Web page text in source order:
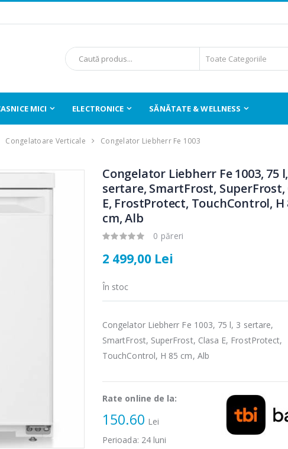
MICI ELECTRONICE SĂNĂTATE & WELLNESS
Congelatoare Verticale Congelator Liebherr Fe 1003
Congelator Liebherr Fe 1003, 75
sertare, SmartFrost, SuperFrost,
E, FrostProtect, TouchControl, H
cm, Alb
0 păreri
2 499,00 Lei
În stoc
Congelator Liebherr Fe 1003, 75 l, 3 sertare,
SmartFrost, SuperFrost, Clasa E, FrostProtect,
TouchControl, H 85 cm, Alb
Rate online de la:
150.60 Lei
Perioada: 24luni